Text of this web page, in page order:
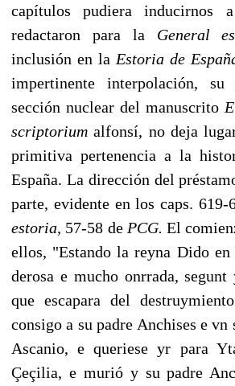
capítulos pudiera inducirnos
redactaron para la General
inclusión en la Estoria de
impertinente interpolación,
sección nuclear del manuscrito E
scriptoriumalfonsí, no deja
primitiva pertenencia a la
España. La dirección del
parte, evidente en los caps. 619-
estoria, 57-58 de PCG. El
ellos, "Estando la reyna Dido
derosa e mucho onrrada, segunt
que escapara del
consigo a su padre Anchises e
Ascanio, e queriese yr para
Çeçilia, e murió y su padre